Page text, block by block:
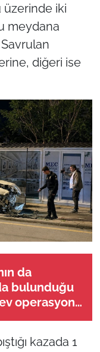
üzerinde iki
meydana
diğeri ise
da
bulunduğu
operasyon:
kazada 1